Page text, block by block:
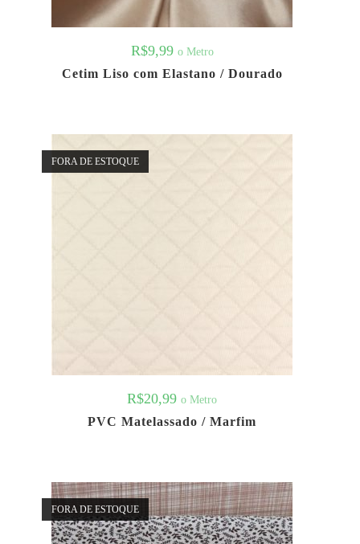
R$9,99 o Metro
Cetim Liso com Elastano / Dourado
FORA DE ESTOQUE
R$20,99 o Metro
PVC Matelassado / Marfim
FORA DE ESTOQUE